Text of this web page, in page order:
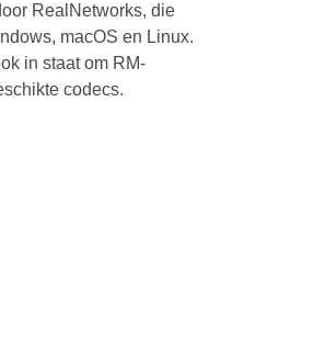
RealNetworks, die
macOS en Linux.
in staat om RM-
codecs.